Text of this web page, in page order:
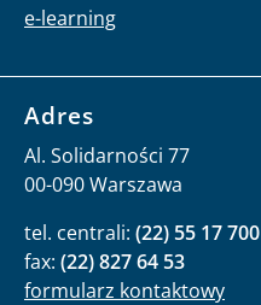
e-learning
Adres
Al. Solidarności 77
00-090 Warszawa
tel. centrali: (22) 55 17 700
fax: (22) 827 64 53
formularz kontaktowy